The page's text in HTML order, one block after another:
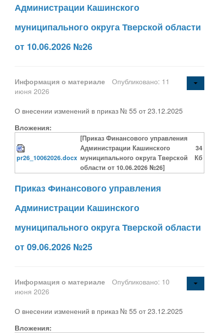
Администрации Кашинского
муниципального округа Тверской области
от 10.06.2026 №26
Информация о материале
Опубликовано: 11
июня 2026
О внесении изменений в приказ № 55 от 23.12.2025
Вложения:
pr26_10062026.docx
[Приказ Финансового управления
Администрации Кашинского
муниципального округа Тверской
области от 10.06.2026 №26]
34
Кб
Приказ Финансового управления
Администрации Кашинского
муниципального округа Тверской области
от 09.06.2026 №25
Информация о материале
Опубликовано: 10
июня 2026
О внесении изменений в приказ № 55 от 23.12.2025
Вложения: